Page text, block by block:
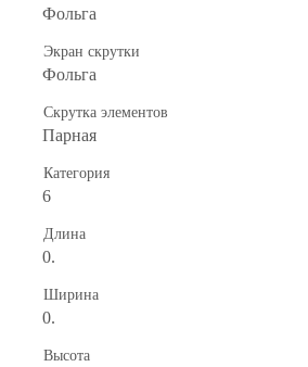
Фольга
Экран скрутки
Фольга
Скрутка элементов
Парная
Категория
6
Длина
0.
Ширина
0.
Высота